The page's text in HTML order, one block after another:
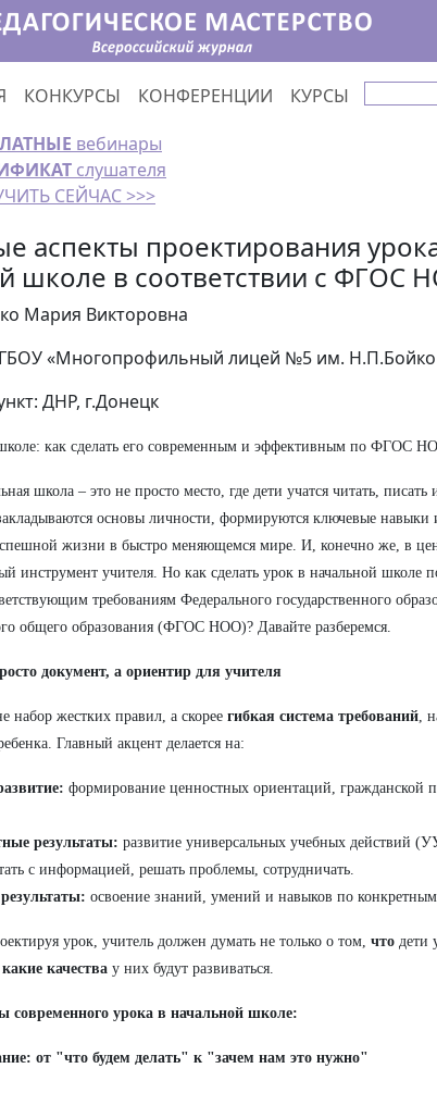
КОНКУРСЫ КОНФЕРЕНЦИИ КУРСЫ
вебинары
слушателя
СЕЙЧАС >>>
аспекты проектирования
школе в соответствии с ФГОС
Мария Викторовна
«Многопрофильный лицей №5 им. Н.П.Бойко
ДНР, г.Донецк
как сделать его современным и эффективным по ФГОС
школа – это не просто место, где дети учатся читать, писать
основы личности, формируются ключевые навыки
жизни в быстро меняющемся мире. И, конечно же, в
инструмент учителя. Но как сделать урок в начальной школе
требованиям Федерального государственного
общего образования (ФГОС НОО)? Давайте разберемся.
документ, а ориентир для учителя
жестких правил, а скорее гибкая система требований,
Главный акцент делается на:
формирование ценностных ориентаций, гражданской
результаты: развитие универсальных учебных действий
с информацией, решать проблемы, сотрудничать.
освоение знаний, умений и навыков по
урок, учитель должен думать не только о том, что дети
какие качества у них будут развиваться.
современного урока в начальной школе:
от "что будем делать" к "зачем нам это нужно"